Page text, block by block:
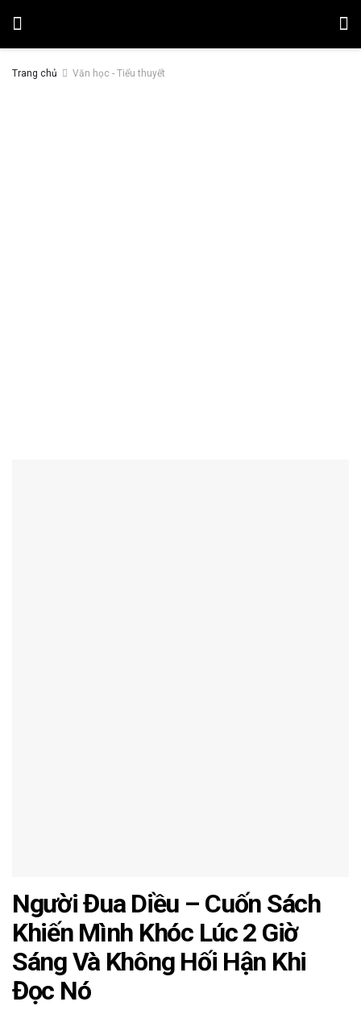
Trang chủ Văn học - Tiểu thuyết
Người Đua Diều – Cuốn Sách
Khiến Mình Khóc Lúc 2 Giờ
Sáng Và Không Hối Hận Khi
Đọc Nó